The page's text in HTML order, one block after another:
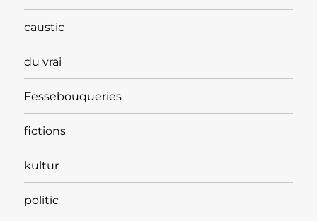
caustic
du vrai
Fessebouqueries
fictions
kultur
politic